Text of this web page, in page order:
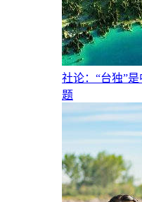
社论：“台独”
题